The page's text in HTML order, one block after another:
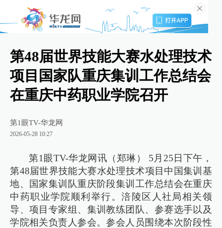
第48届世界技能大赛水处理技术
项目国家队重庆集训工作总结会
在重庆中药职业学院召开
第1眼TV-华龙网
2026-05-28 10:27
第1眼TV-华龙网讯（郑琳） 5月25日下午，
第48届世界技能大赛水处理技术项目中国集训基
地、国家集训队重庆阶段集训工作总结会在重庆
中药职业学院顺利举行。涪陵区人社局相关领
导、项目专家组、集训教练团队、参赛选手以及
学院相关负责人参会。参会人员围绕本次阶段性